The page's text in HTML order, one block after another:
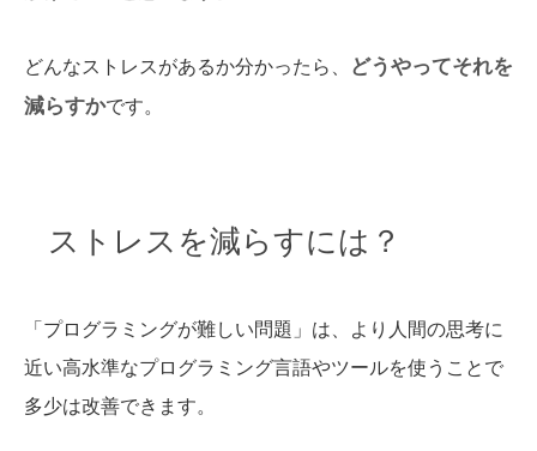
どんなストレスがあるか分かったら、
どうやってそれを
減らすかです。
ストレスを減らすには？
「プログラミングが難しい問題」は、より人間の思考に
近い高水準なプログラミング言語やツールを使うことで
多少は改善できます。